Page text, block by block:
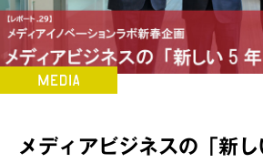
メディアビジネスの「新